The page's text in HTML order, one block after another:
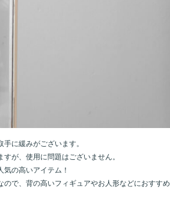
に緩みがございます。
が、使用に問題はございません。
の高いアイテム！
で、背の高いフィギュアやお人形などにおすすめ